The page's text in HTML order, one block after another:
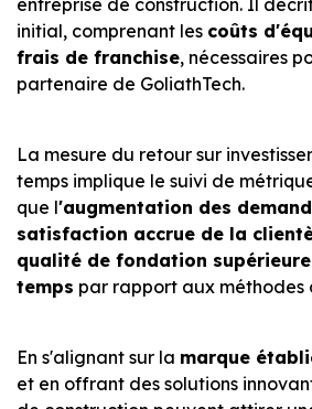
entreprise de construction. Il
initial, comprenant les coûts
frais de franchise, nécessaires
partenaire de GoliathTech.
La mesure du retour sur
temps implique le suivi de
que l'augmentation des
satisfaction accrue de la
qualité de fondation
temps par rapport aux méthodes
En s'alignant sur la marque
et en offrant des solutions